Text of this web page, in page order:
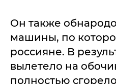
Он также
машины, по
россияне. В
вылетело на
полностью